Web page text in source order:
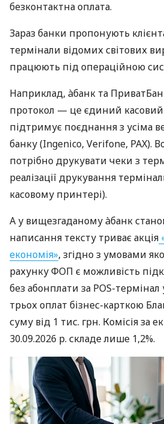
безконтактна оплата.
Зараз банки пропонують
термінали відомих світових
працюють під операційною
Наприклад, àбанк та
протокол — це єдиний
підтримує поєднання з усіма
банку (Ingenico, Verifone, PAX).
потрібно друкувати чеки з
реалізації друкування
касовому принтері).
А у вищезгаданому àбанк
написання тексту триває акція
економія», згідно з умовами
рахунку ФОП є можливість
без абонплати за POS-термінал
трьох оплат бізнес-карткою
суму від 1 тис. грн. Комісія за
30.09.2026 р. складе лише 1,2%.